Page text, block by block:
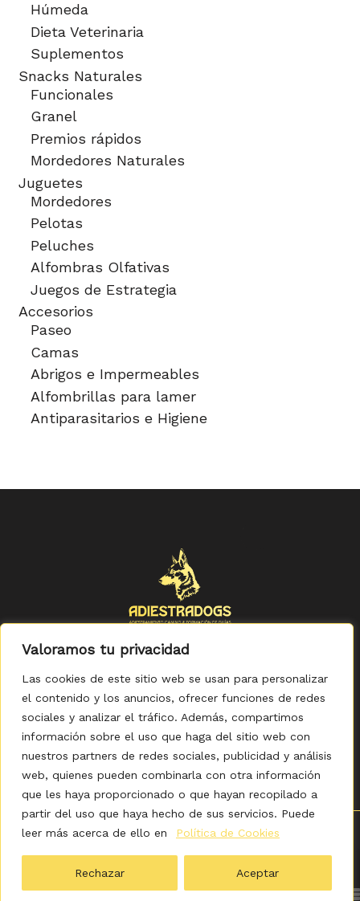
Valoramos tu privacidad
Las cookies de este sitio web se usan para personalizar
el contenido y los anuncios, ofrecer funciones de redes
sociales y analizar el tráfico. Además, compartimos
información sobre el uso que haga del sitio web con
nuestros partners de redes sociales, publicidad y análisis
web, quienes pueden combinarla con otra información
que les haya proporcionado o que hayan recopilado a
partir del uso que haya hecho de sus servicios. Puede
leer más acerca de ello en
Política de Cookies
Rechazar Aceptar
Húmeda
Dieta Veterinaria
Suplementos
Snacks Naturales
Funcionales
Granel
Premios rápidos
Mordedores Naturales
Juguetes
Mordedores
Pelotas
Peluches
Alfombras Olfativas
Juegos de Estrategia
Accesorios
Paseo
Camas
Abrigos e Impermeables
Alfombrillas para lamer
Antiparasitarios e Higiene
Mostrando 1–36 de 52 resultados Ordenado
Política de Privacidad -Política de Cookies-Aviso legal
Accesibilidad- Condiciones Generales de Compra